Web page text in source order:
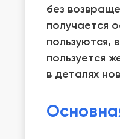
без
получается
пользуются,
пользуется
в деталях